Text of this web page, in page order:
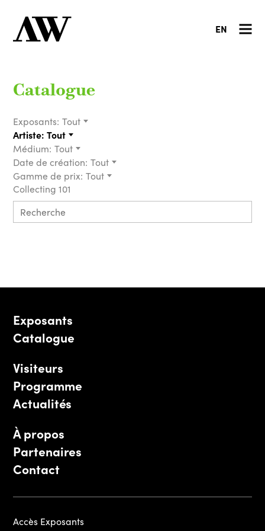
EN
Catalogue
Exposants: Tout
Artiste: Tout
Médium: Tout
Date de création: Tout
Gamme de prix: Tout
Collecting 101
Exposants
Catalogue
Visiteurs
Programme
Actualités
À propos
Partenaires
Contact
Accès Exposants